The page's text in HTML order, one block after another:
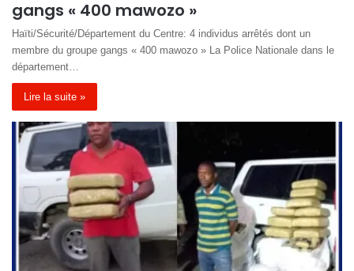
gangs « 400 mawozo »
Haïti/Sécurité/Département du Centre: 4 individus arrêtés dont un
membre du groupe gangs « 400 mawozo » La Police Nationale dans le
département…
Lire la suite »